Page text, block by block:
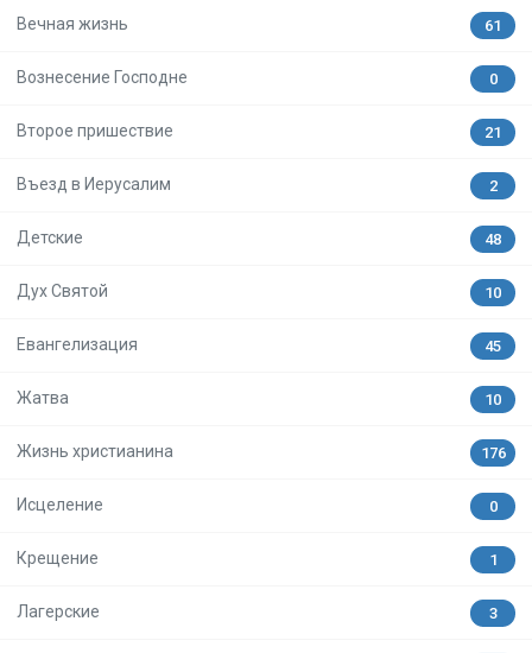
Вечная жизнь 61
Вознесение Господне 0
Второе пришествие 21
Въезд в Иерусалим 2
Детские 48
Дух Святой 10
Евангелизация 45
Жатва 10
Жизнь христианина 176
Исцеление 0
Крещение 1
Лагерские 3